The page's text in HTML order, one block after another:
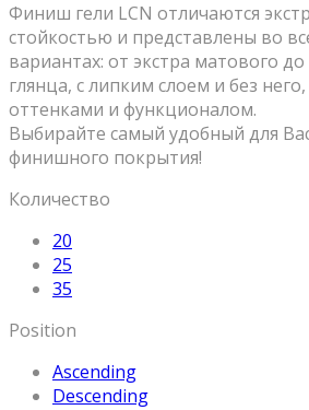
Финиш гели LCN отличаются
стойкостью и представлены во
вариантах: от экстра матового
глянца, с липким слоем и без
оттенками и функционалом.
Выбирайте самый удобный для
финишного покрытия!
Количество
20
25
35
Position
Ascending
Descending